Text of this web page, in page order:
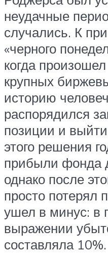
неудачные
случались. К
«черного
когда
крупных
историю
распорядился
позиции и
этого решения
прибыли фонда
однако после
просто потерял
ушел в минус: в
выражении
составляла 10%.